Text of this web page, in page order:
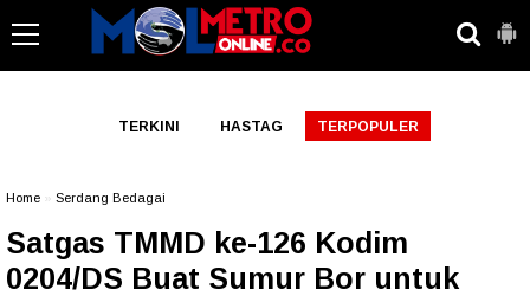
TERKINI HASTAG TERPOPULER
Home Serdang Bedagai
Satgas TMMD ke-126 Kodim
0204/DS Buat Sumur Bor untuk